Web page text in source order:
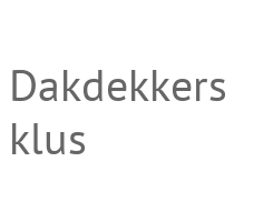
klus